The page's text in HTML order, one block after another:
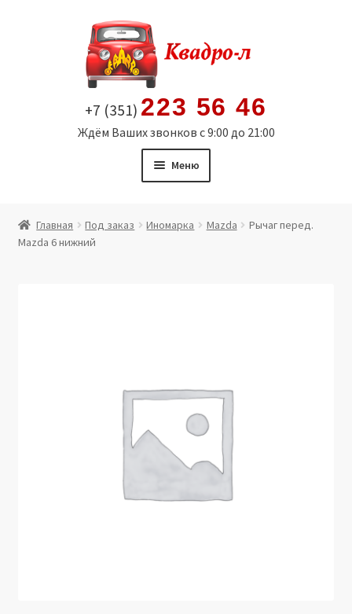
содержимому
+7 (351) 223 56 46
Ждём Ваших звонков с 9:00 до 21:00
Меню
Витрина
Юридические данные
Главная Под заказ Иномарка Mazda
Рычаг перед.
Mazda 6 нижний